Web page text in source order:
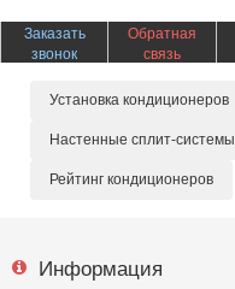
Заказать
звонок
Обратная
связь
Установка кондиционеров
Настенные сплит-системы
Рейтинг кондиционеров
Информация